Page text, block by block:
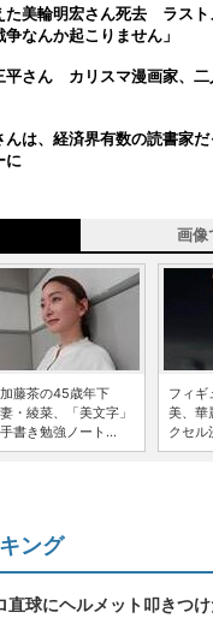
た美輪明宏さん死去 ラスト
なんか起こりません」
平さん カリスマ漫画家、二
んは、経済界有数の読書家
に
画像
加藤茶の45歳年下
妻・綾菜、「美文字」
手書き勉強ノート...
フィギ
美、華
クセ
ング
直球にヘルメット叩きつ